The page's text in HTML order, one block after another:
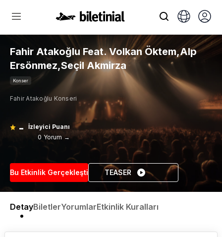
Fahir Atakoğlu Feat. Volkan Öktem,Alp
Ersönmez,Seçil Akmirza
Konser
Fahir Atakoğlu Konseri
-
İzleyici Puanı
0 Yorum →
Bu Etkinlik Gerçekleşti TEASER
DetayBiletlerYorumlarEtkinlik Kuralları